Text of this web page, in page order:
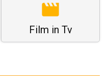
Film in Tv